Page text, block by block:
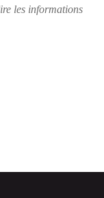
les informations